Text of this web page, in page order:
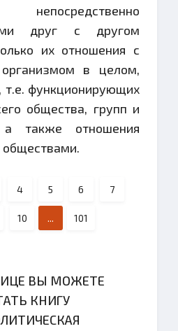
друг с другом
их отношения с
в целом,
т.е. функционирующих
общества, групп и
также отношения
4 5 6 7
10 ... 101
ВЫ МОЖЕТЕ
КНИГУ